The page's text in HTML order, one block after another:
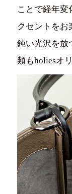
ことで経年変
クセントをお
鈍い光沢を放
類もholiesオ